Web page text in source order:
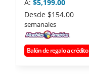
A: $5,199.00
Desde $154.00
semanales
Balón de regalo a crédito